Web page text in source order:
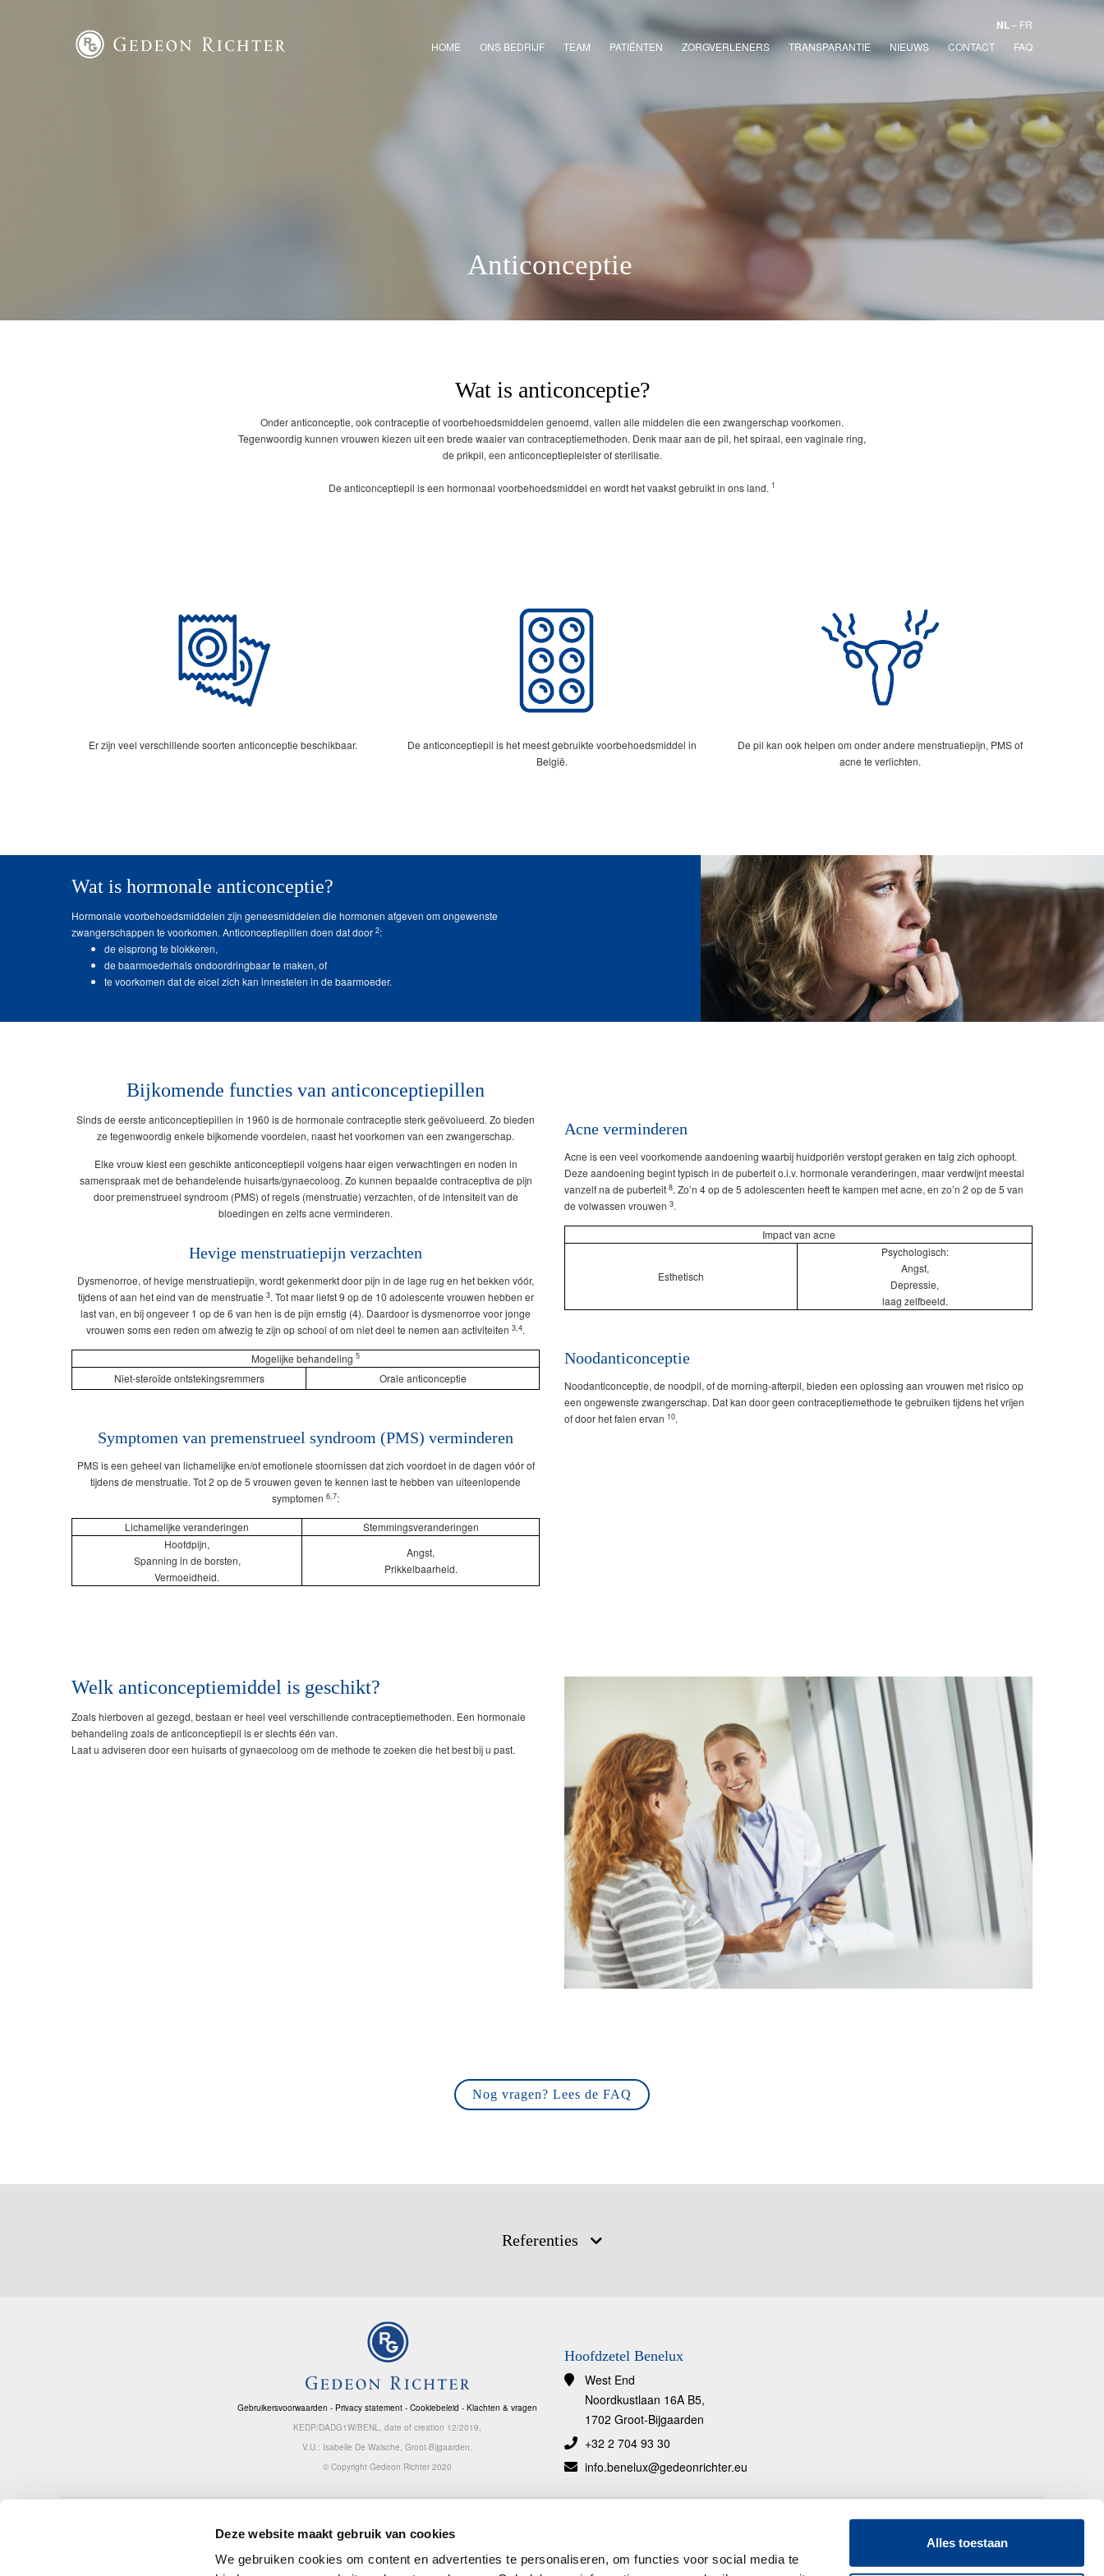
Deze website maakt gebruik van cookies
We gebruiken cookies om content en advertenties te personaliseren, om functies voor social media te
Alles toestaan
NL
FR
HOME
ONS BEDRIJF TEAM PATIËNTEN ZORGVERLENERS TRANSPARANTIE NIEUWS CONTACT FAQ
Anticonceptie
Wat is anticonceptie?
Onder anticonceptie, ook contraceptie of voorbehoedsmiddelen genoemd, vallen alle middelen die een zwangerschap voorkomen.
Tegenwoordig kunnen vrouwen kiezen uit een brede waaier van contraceptiemethoden. Denk maar aan de pil, het spiraal, een vaginale ring,
de prikpil, een anticonceptiepleister of sterilisatie.
De anticonceptiepil is een hormonaal voorbehoedsmiddel en wordt het vaakst gebruikt in ons land. 1
Er zijn veel verschillende soorten anticonceptie beschikbaar.
De anticonceptiepil is het meest gebruikte voorbehoedsmiddel in
België.
De pil kan ook helpen om onder andere menstruatiepijn, PMS of
acne te verlichten.
Wat is hormonale anticonceptie?
Hormonale voorbehoedsmiddelen zijn geneesmiddelen die hormonen afgeven om ongewenste
zwangerschappen te voorkomen. Anticonceptiepillen doen dat door 2:
de eisprong te blokkeren,
de baarmoederhals ondoordringbaar te maken, of
te voorkomen dat de eicel zich kan innestelen in de baarmoeder.
Bijkomende functies van anticonceptiepillen
Sinds de eerste anticonceptiepillen in 1960 is de hormonale contraceptie sterk geëvolueerd. Zo bieden
ze tegenwoordig enkele bijkomende voordelen, naast het voorkomen van een zwangerschap.
Elke vrouw kiest een geschikte anticonceptiepil volgens haar eigen verwachtingen en noden in
samenspraak met de behandelende huisarts/gynaecoloog. Zo kunnen bepaalde contraceptiva de pijn
door premenstrueel syndroom (PMS) of regels (menstruatie) verzachten, of de intensiteit van de
bloedingen en zelfs acne verminderen.
Hevige menstruatiepijn verzachten
Dysmenorroe, of hevige menstruatiepijn, wordt gekenmerkt door pijn in de lage rug en het bekken vóór,
tijdens of aan het eind van de menstruatie 3. Tot maar liefst 9 op de 10 adolescente vrouwen hebben er
last van, en bij ongeveer 1 op de 6 van hen is de pijn ernstig (4). Daardoor is dysmenorroe voor jonge
vrouwen soms een reden om afwezig te zijn op school of om niet deel te nemen aan activiteiten 3,4.
Mogelijke behandeling 5
Niet-steroïde ontstekingsremmers Orale anticonceptie
Symptomen van premenstrueel syndroom (PMS) verminderen
PMS is een geheel van lichamelijke en/of emotionele stoornissen dat zich voordoet in de dagen vóór of
tijdens de menstruatie. Tot 2 op de 5 vrouwen geven te kennen last te hebben van uiteenlopende
symptomen 6,7:
Lichamelijke veranderingen
Stemmingsveranderingen
Hoofdpijn,
Spanning in de borsten,
Vermoeidheid.
Angst,
Prikkelbaarheid.
Acne verminderen
Acne is een veel voorkomende aandoening waarbij huidporiën verstopt geraken en talg zich ophoopt.
Deze aandoening begint typisch in de puberteit o.i.v. hormonale veranderingen, maar verdwijnt meestal
vanzelf na de puberteit 8. Zo’n 4 op de 5 adolescenten heeft te kampen met acne, en zo’n 2 op de 5 van
de volwassen vrouwen 3.
Impact van acne
Esthetisch
Psychologisch:
Angst,
Depressie,
laag zelfbeeld.
Noodanticonceptie
Noodanticonceptie, de noodpil, of de morning-afterpil, bieden een oplossing aan vrouwen met risico op
een ongewenste zwangerschap. Dat kan door geen contraceptiemethode te gebruiken tijdens het vrijen
of door het falen ervan 10.
Welk anticonceptiemiddel is geschikt?
Zoals hierboven al gezegd, bestaan er heel veel verschillende contraceptiemethoden. Een hormonale
behandeling zoals de anticonceptiepil is er slechts één van.
Laat u adviseren door een huisarts of gynaecoloog om de methode te zoeken die het best bij u past.
Nog vragen? Lees de FAQ
Referenties
Gebruikersvoorwaarden - Privacy statement -Cookiebeleid -Klachten & vragen
KEDP/DADG1W/BENL, date of creation 12/2019,
V.U.: Isabelle De Walsche, Groot-Bijgaarden.
© Copyright Gedeon Richter 2020
Hoofdzetel Benelux
West End
Noordkustlaan 16A B5,
1702 Groot-Bijgaarden
+32 2 704 93 30
info.benelux@gedeonrichter.eu
bv | Noordkustlaan 16A, bus 5, 1702 Groot-Bijgaarden (Dilbeek), België | VAT
| IBAN BE97 0016 6570 8349 - BIC BNP
Innovatieve Geneesmiddelen (VIG) en Association Pharmaceutique
deze organisaties geraadpleegd kunnen worden ( http://pharma.be/nl;
Door deze website te bezoeken, te consulteren of te gebruiken, aanvaardt u de
algemene privacyverklaring
en
leven. De inhoud van deze website wordt bepaald door Gedeon Richter